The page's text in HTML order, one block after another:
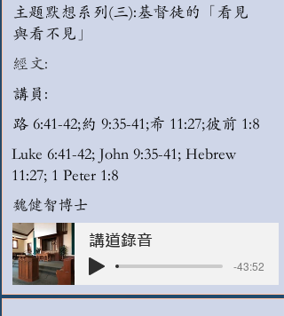
主題默想系列(三):基督徒的「看見
與看不見」
經文:
講員:
路 6:41-42;約 9:35-41;希 11:27;彼前 1:8
Luke 6:41-42; John 9:35-41; Hebrew
11:27; 1 Peter 1:8
魏健智博士
講道錄音
-43:52